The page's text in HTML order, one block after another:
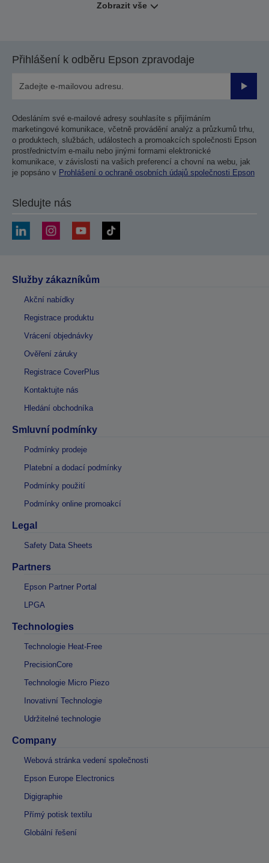
Zobrazit vše
Přihlášení k odběru Epson zpravodaje
Odesláním své e-mailové adresy souhlasíte s přijímáním
marketingové komunikace, včetně provádění analýz a průzkumů trhu,
o produktech, službách, událostech a promoakcích společnosti Epson
prostřednictvím e-mailu nebo jinými formami elektronické
komunikace, v závislosti na vašich preferencí a chovní na webu, jak
je popsáno v Prohlášení o ochraně osobních údajů společnosti Epson
Sledujte nás
Služby zákazníkům
Akční nabídky
Registrace produktu
Vrácení objednávky
Ověření záruky
Registrace CoverPlus
Kontaktujte nás
Hledání obchodníka
Smluvní podmínky
Podmínky prodeje
Platební a dodací podmínky
Podmínky použití
Podmínky online promoakcí
Legal
Safety Data Sheets
Partners
Epson Partner Portal
LPGA
Technologies
Technologie Heat-Free
PrecisionCore
Technologie Micro Piezo
Inovativní Technologie
Udržitelné technologie
Company
Webová stránka vedení společnosti
Epson Europe Electronics
Digigraphie
Přímý potisk textilu
Globální řešení